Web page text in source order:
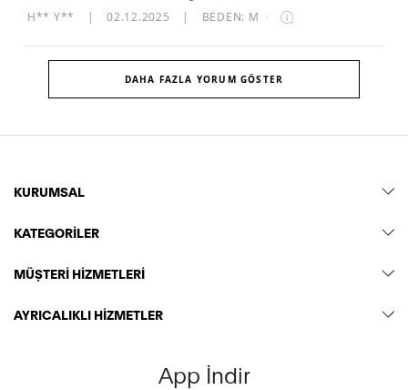
H** Y** | 02.12.2025 | BEDEN: M ·
DAHA FAZLA YORUM GÖSTER
KURUMSAL
KATEGORİLER
MÜŞTERİ HİZMETLERİ
AYRICALIKLI HİZMETLER
App İndir